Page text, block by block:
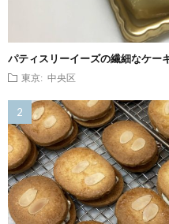
パティスリーイーズの繊細なケー
東京: 中央区